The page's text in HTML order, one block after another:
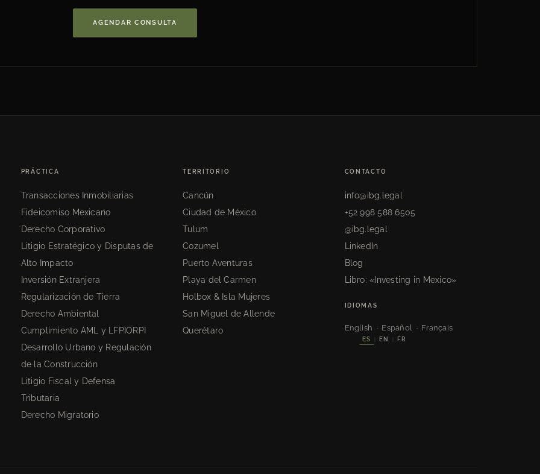
AGENDAR CONSULTA
PRÁCTICA
Transacciones Inmobiliarias
Fideicomiso Mexicano
Derecho Corporativo
Litigio Estratégico y Disputas de
Alto Impacto
Inversión Extranjera
Regularización de Tierra
Derecho Ambiental
Cumplimiento AML y LFPIORPI
Desarrollo Urbano y Regulación
de la Construcción
Litigio Fiscal y Defensa
Tributaria
Derecho Migratorio
TERRITORIO
Cancún
Ciudad de México
Tulum
Cozumel
Puerto Aventuras
Playa del Carmen
Holbox & Isla Mujeres
San Miguel de Allende
Querétaro
CONTACTO
info@ibg.legal
+52 998 588 6505
@ibg.legal
LinkedIn
Blog
Libro: «Investing in Mexico»
IDIOMAS
English · Español · Français
ES EN FR